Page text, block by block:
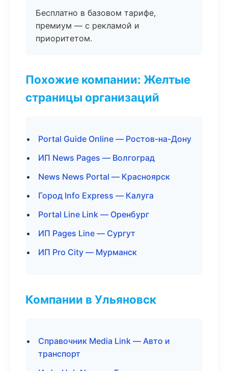
Бесплатно в базовом тарифе,
премиум — с рекламой и
приоритетом.
Похожие компании: Желтые
страницы организаций
Portal Guide Online — Ростов-на-Дону
ИП News Pages — Волгоград
News News Portal — Красноярск
Город Info Express — Калуга
Portal Line Link — Оренбург
ИП Pages Line — Сургут
ИП Pro City — Мурманск
Компании в Ульяновск
Справочник Media Link — Авто и
транспорт